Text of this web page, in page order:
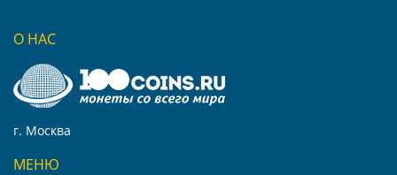
О НАС
г. Москва
МЕНЮ